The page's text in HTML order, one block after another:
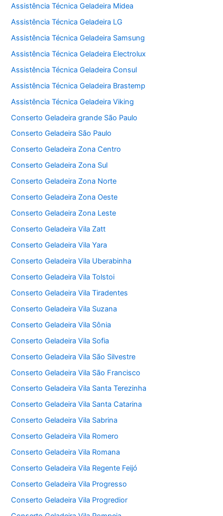
Assistência Técnica Geladeira Midea
Assistência Técnica Geladeira LG
Assistência Técnica Geladeira Samsung
Assistência Técnica Geladeira Electrolux
Assistência Técnica Geladeira Consul
Assistência Técnica Geladeira Brastemp
Assistência Técnica Geladeira Viking
Conserto Geladeira grande São Paulo
Conserto Geladeira São Paulo
Conserto Geladeira Zona Centro
Conserto Geladeira Zona Sul
Conserto Geladeira Zona Norte
Conserto Geladeira Zona Oeste
Conserto Geladeira Zona Leste
Conserto Geladeira Vila Zatt
Conserto Geladeira Vila Yara
Conserto Geladeira Vila Uberabinha
Conserto Geladeira Vila Tolstoi
Conserto Geladeira Vila Tiradentes
Conserto Geladeira Vila Suzana
Conserto Geladeira Vila Sônia
Conserto Geladeira Vila Sofia
Conserto Geladeira Vila São Silvestre
Conserto Geladeira Vila São Francisco
Conserto Geladeira Vila Santa Terezinha
Conserto Geladeira Vila Santa Catarina
Conserto Geladeira Vila Sabrina
Conserto Geladeira Vila Romero
Conserto Geladeira Vila Romana
Conserto Geladeira Vila Regente Feijó
Conserto Geladeira Vila Progresso
Conserto Geladeira Vila Progredior